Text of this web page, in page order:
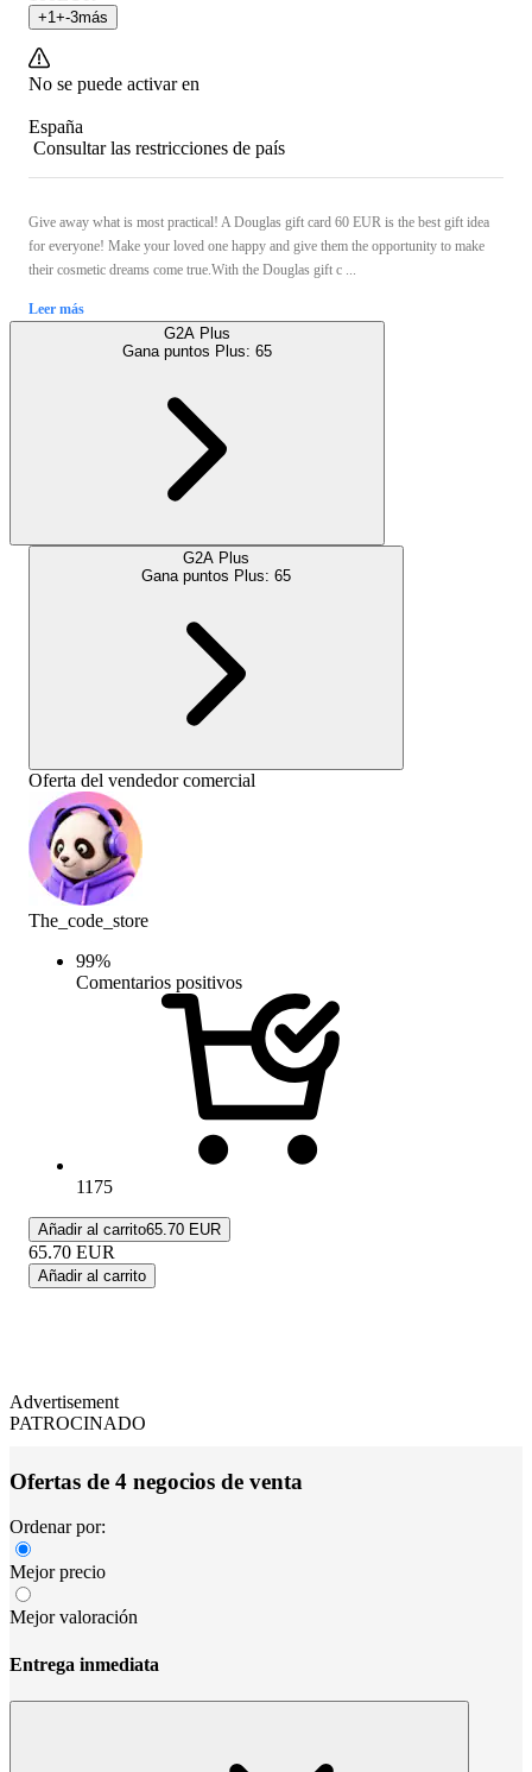
+1 +-3más
No se puede activar en
España
Consultar las restricciones de país
Give away what is most practical! A Douglas gift card 60 EUR is the best gift idea
for everyone! Make your loved one happy and give them the opportunity to make
their cosmetic dreams come true.With the Douglas gift c ...
Leer más
G2A Plus
Gana puntos Plus: 65
G2A Plus
Gana puntos Plus: 65
Oferta del vendedor comercial
The_code_store
99%
Comentarios positivos
1175
Añadir al carrito65.70 EUR
65.70 EUR
Añadir al carrito
Advertisement
PATROCINADO
Ofertas de 4 negocios de venta
Ordenar por:
Mejor precio
Mejor valoración
Entrega inmediata